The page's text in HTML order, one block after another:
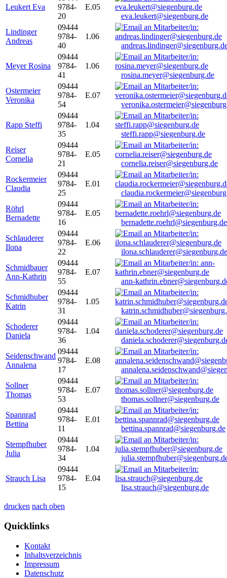
Leukert Eva
9784-
20
E.05
eva.leukert@siegenburg.de
Lindinger
Andreas
09444
9784-
40
1.06
Meyer Rosina
09444
9784-
41
1.06
rosina.meyer@siegenburg.de
Ostermeier
Veronika
09444
9784-
54
E.07
Rapp Steffi
09444
9784-
35
1.04
steffi.rapp@siegenburg.de
Reiser
Cornelia
09444
9784-
21
E.05
cornelia.reiser@siegenburg.de
Rockermeier
Claudia
09444
9784-
25
E.01
Röhrl
Bernadette
09444
9784-
16
E.05
bernadette.roehrl@siegenburg.de
Schlauderer
Ilona
09444
9784-
22
E.06
ilona.schlauderer@siegenburg.de
Schmidbauer
Ann-Kathrin
09444
9784-
55
E.07
ann-
Schmidhuber
Katrin
09444
9784-
31
1.05
Schoderer
Daniela
09444
9784-
36
1.04
Seidenschwand
Annalena
09444
9784-
17
E.08
Sollner
Thomas
09444
9784-
53
E.07
thomas.sollner@siegenburg.de
Spannrad
Bettina
09444
9784-
11
E.01
bettina.spannrad@siegenburg.de
Stempfhuber
Julia
09444
9784-
34
1.04
Strauch Lisa
09444
9784-
15
E.04
lisa.strauch@siegenburg.de
drucken nach oben
Quicklinks
Kontakt
Inhaltsverzeichnis
Impressum
Datenschutz